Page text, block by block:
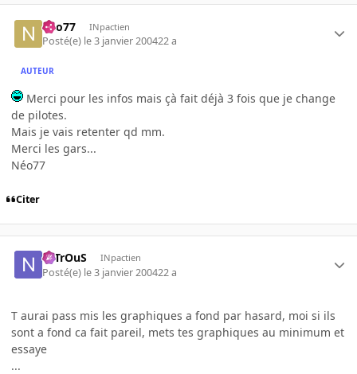
neo77 INpactien
Posté(e) le 3 janvier 200422 a
AUTEUR
Merci pour les infos mais çà fait déjà 3 fois que je change
de pilotes.
Mais je vais retenter qd mm.
Merci les gars...
Néo77
Citer
NiTrOuS INpactien
Posté(e) le 3 janvier 200422 a
T aurai pass mis les graphiques a fond par hasard, moi si ils
sont a fond ca fait pareil, mets tes graphiques au minimum et
essaye
...